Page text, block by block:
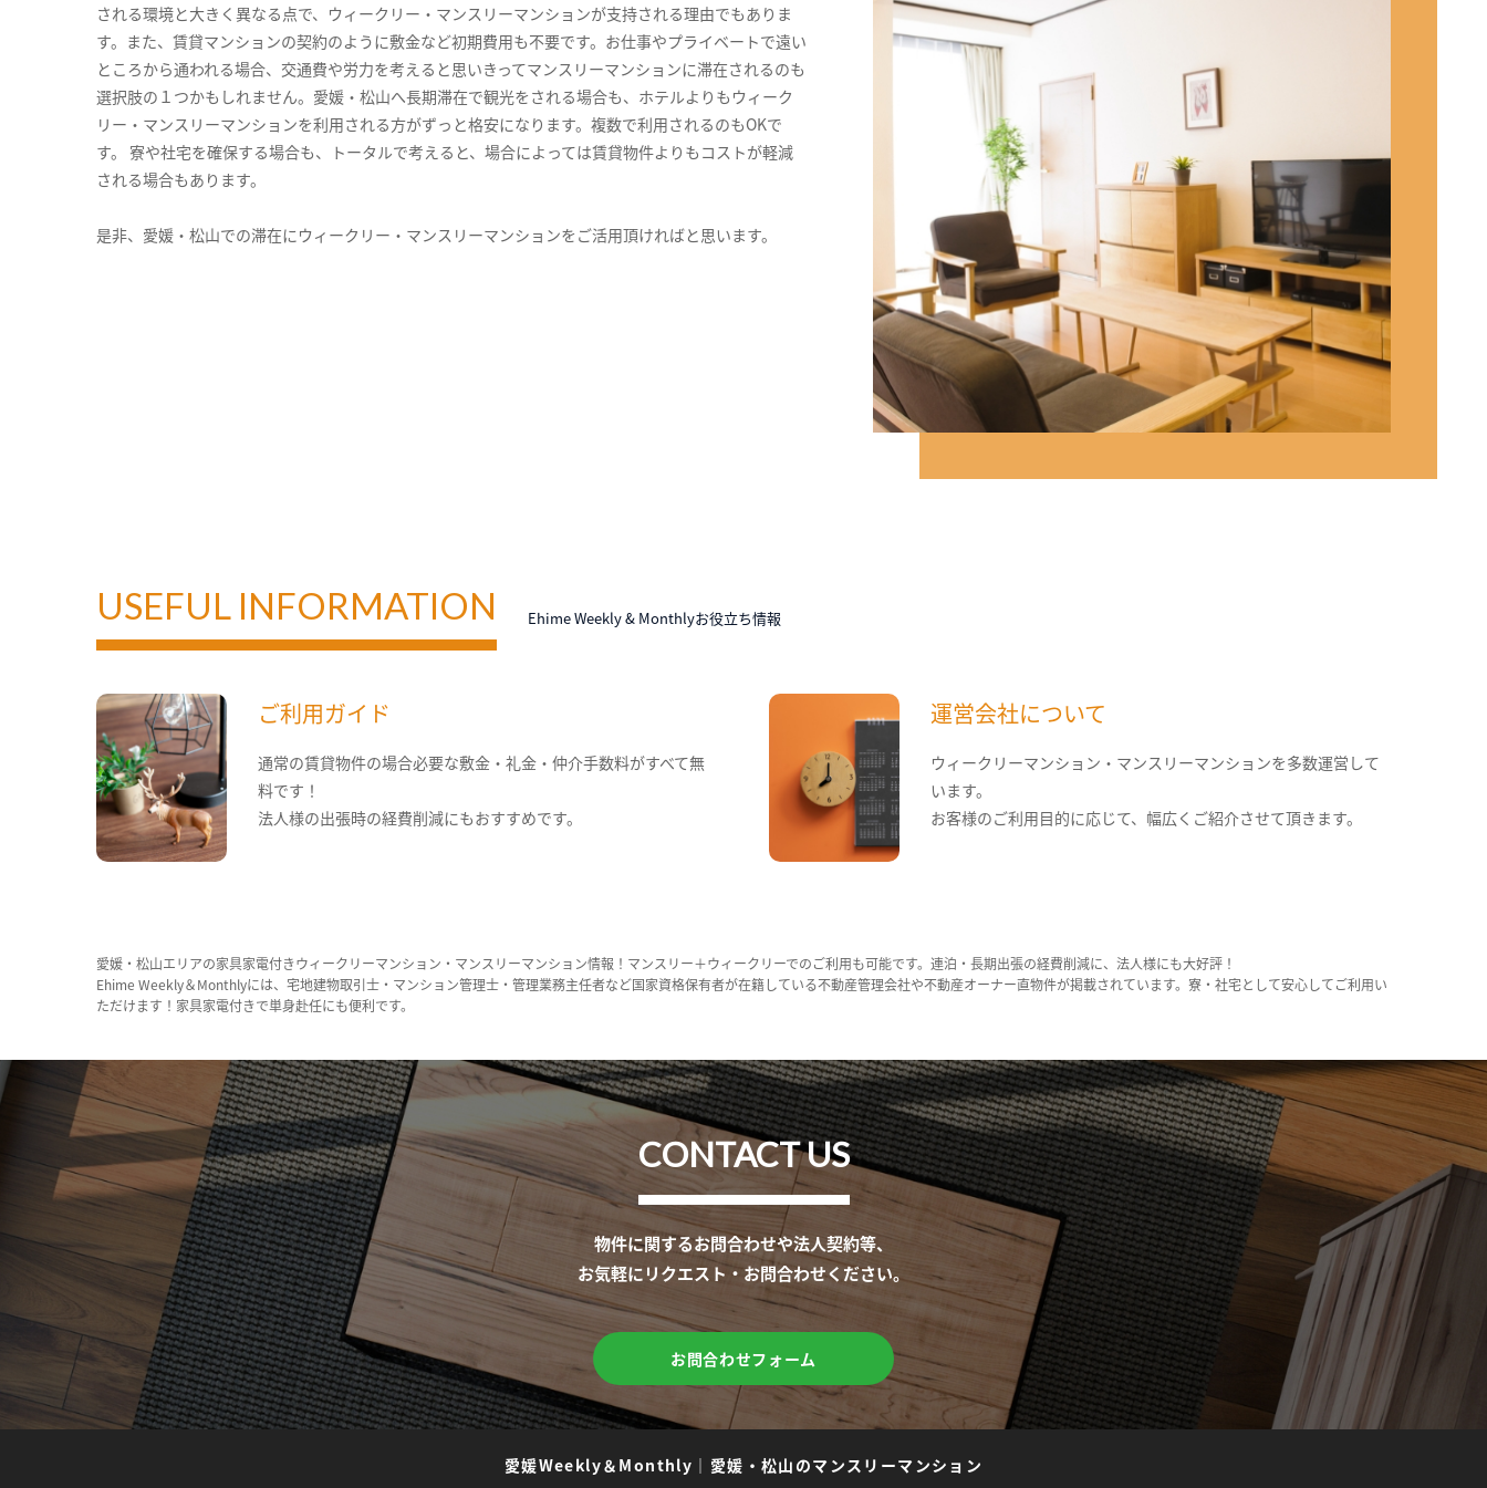
される環境と大きく異なる点で、ウィークリー・マンスリーマンションが支持される理由でもありま
す。また、賃貸マンションの契約のように敷金など初期費用も不要です。お仕事やプライベートで遠い
ところから通われる場合、交通費や労力を考えると思いきってマンスリーマンションに滞在されるのも
選択肢の１つかもしれません。愛媛・松山へ長期滞在で観光をされる場合も、ホテルよりもウィーク
リー・マンスリーマンションを利用される方がずっと格安になります。複数で利用されるのもOKで
す。 寮や社宅を確保する場合も、トータルで考えると、場合によっては賃貸物件よりもコストが軽減
される場合もあります。
是非、愛媛・松山での滞在にウィークリー・マンスリーマンションをご活用頂ければと思います。
USEFUL INFORMATION Ehime Weekly & Monthlyお役立ち情報
ご利用ガイド
通常の賃貸物件の場合必要な敷金・礼金・仲介手数料がすべて無
料です！
法人様の出張時の経費削減にもおすすめです。
運営会社について
ウィークリーマンション・マンスリーマンションを多数運営して
います。
お客様のご利用目的に応じて、幅広くご紹介させて頂きます。
愛媛・松山エリアの家具家電付きウィークリーマンション・マンスリーマンション情報！マンスリー＋ウィークリーでのご利用も可能です。連泊・長期出張の経費削減に、法人様にも大好評！
Ehime Weekly＆Monthlyには、宅地建物取引士・マンション管理士・管理業務主任者など国家資格保有者が在籍している不動産管理会社や不動産オーナー直物件が掲載されています。寮・社宅として安心してご利用い
ただけます！家具家電付きで単身赴任にも便利です。
CONTACT US
物件に関するお問合わせや法人契約等、
お気軽にリクエスト・お問合わせください。
お問合わせフォーム
愛媛Weekly＆Monthly ｜ 愛媛・松山のマンスリーマンション